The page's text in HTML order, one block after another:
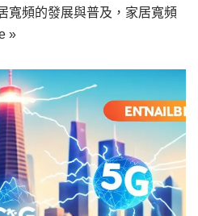
寬頻的發展與普及，家居寬頻
»